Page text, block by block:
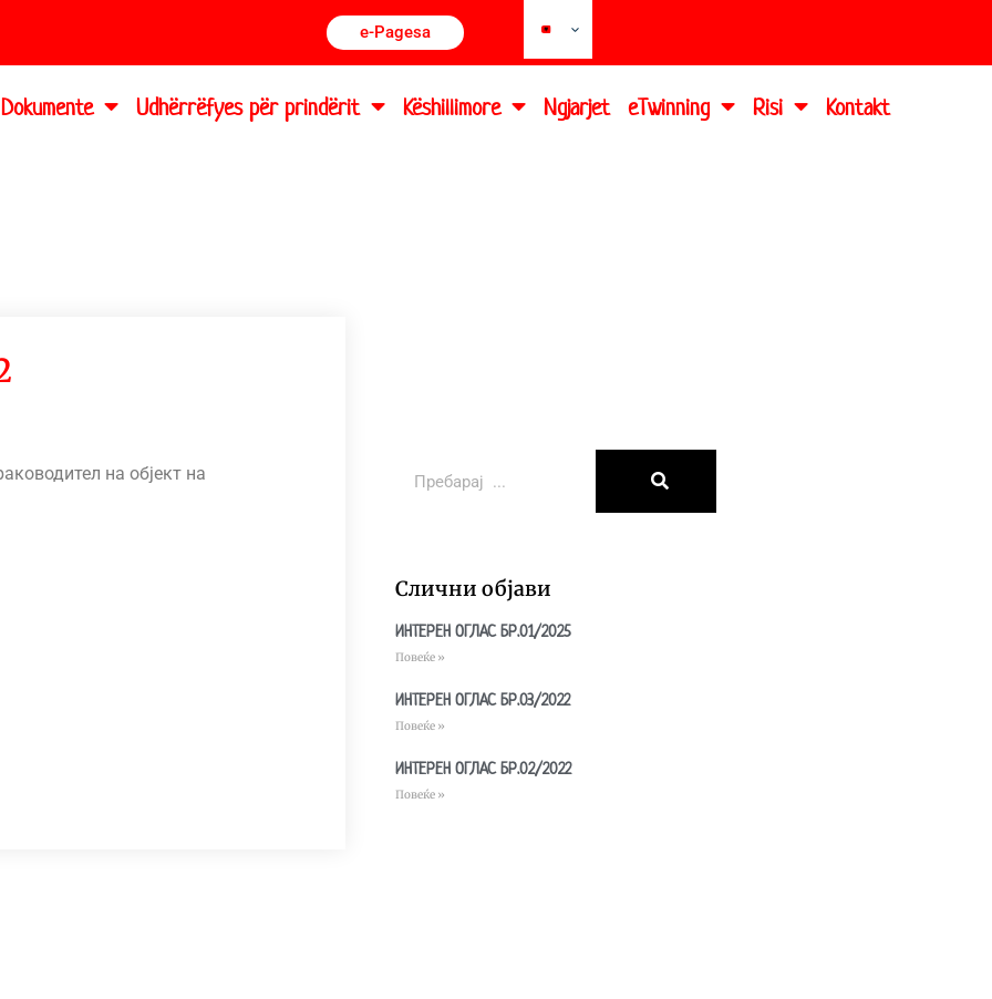
e-Pagesa
Dokumente Udhërrëfyes për prindërit Këshillimore Ngjarjet eTwinning Risi Kontakt
на објект на
Слични објави
ИНТЕРЕН ОГЛАС БР.01/2025
Повеќе »
ИНТЕРЕН ОГЛАС БР.03/2022
Повеќе »
ИНТЕРЕН ОГЛАС БР.02/2022
Повеќе »